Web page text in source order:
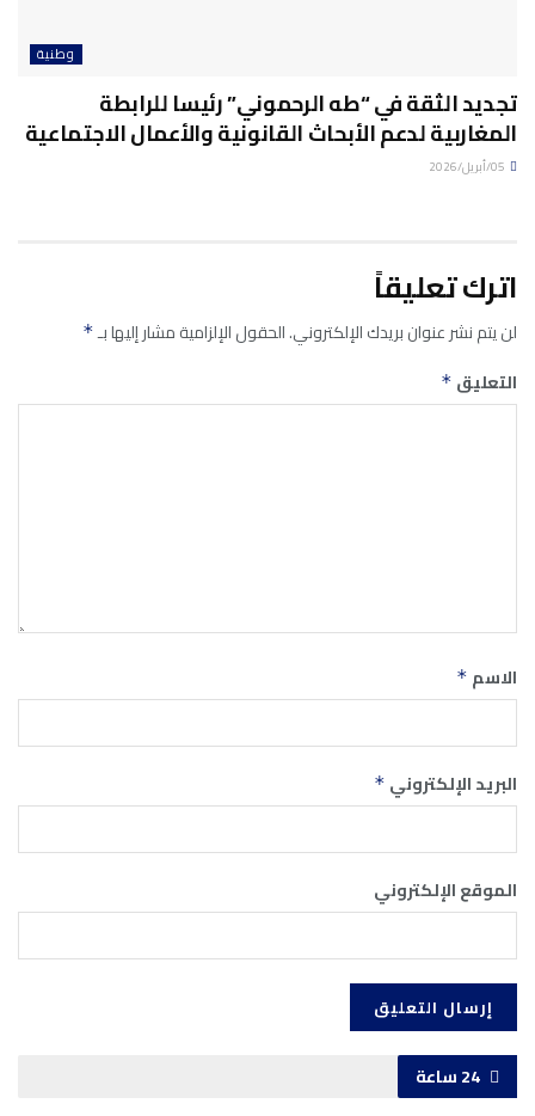
وطنية
تجديد الثقة في “طه الرحموني” رئيسا للرابطة
المغاربية لدعم الأبحاث القانونية والأعمال الاجتماعية
اترك تعليقاً
لن يتم نشر عنوان بريدك الإلكتروني.الحقول الإلزامية مشار إليها بـ*
التعليق *
الاسم *
البريد الإلكتروني *
الموقع الإلكتروني
24 ساعة